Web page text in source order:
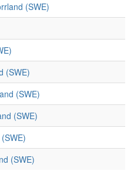
(SWE)
(SWE)
(SWE)
(SWE)
(SWE)